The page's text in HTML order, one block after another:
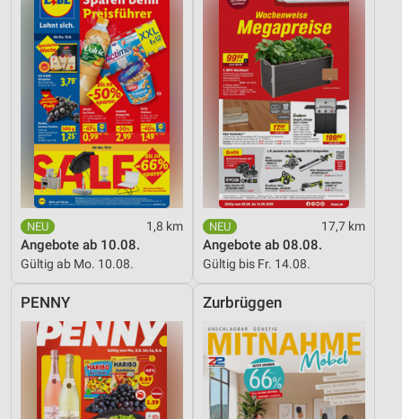
1,8 km
Angebote ab 10.08.
Gültig ab Mo. 10.08.
17,7 km
Angebote ab 08.08.
Gültig bis Fr. 14.08.
PENNY Zurbrüggen